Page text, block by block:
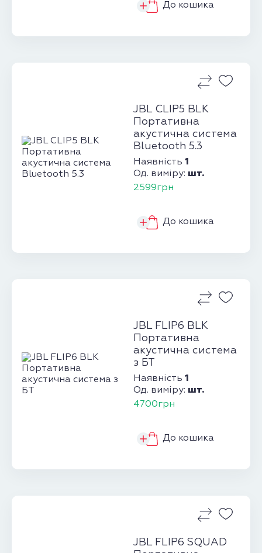
До кошика
JBL CLIP5 BLK
Портативна
акустична система
Bluetooth 5.3
Наявність 1
Од. виміру: шт.
2599грн
До кошика
JBL FLIP6 BLK
Портативна
акустична система
з БТ
Наявність 1
Од. виміру: шт.
4700грн
До кошика
JBL FLIP6 SQUAD